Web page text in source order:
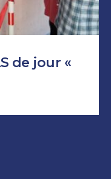
de jour «